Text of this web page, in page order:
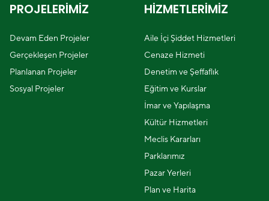
PROJELERİMİZ
Devam Eden Projeler
Gerçekleşen Projeler
Planlanan Projeler
Sosyal Projeler
HİZMETLERİMİZ
Aile İçi Şiddet Hizmetleri
Cenaze Hizmeti
Denetim ve Şeffaflık
Eğitim ve Kurslar
İmar ve Yapılaşma
Kültür Hizmetleri
Meclis Kararları
Parklarımız
Pazar Yerleri
Plan ve Harita